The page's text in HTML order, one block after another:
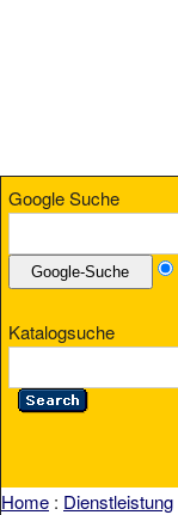
Google Suche
Katalogsuche
Home : Dienstleistung